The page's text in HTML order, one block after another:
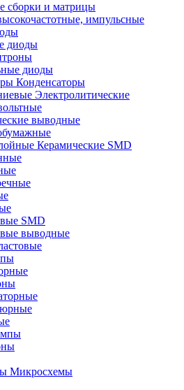
сборки и матрицы
импульсные
диоды
диоды
Конденсаторы
Электролитические
выводные
Керамические SMD
SMD
выводные
Микросхемы